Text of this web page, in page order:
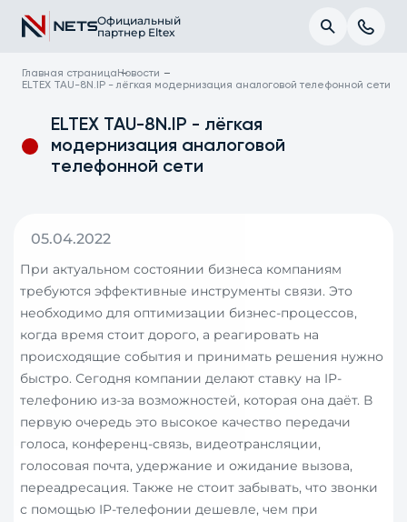
Официальный
партнер Eltex
Главная страница Новости
ELTEX TAU-8N.IP - лёгкая модернизация аналоговой телефонной сети
ELTEX TAU-8N.IP - лёгкая
модернизация аналоговой
телефонной сети
05.04.2022
При актуальном состоянии бизнеса компаниям
требуются эффективные инструменты связи. Это
необходимо для оптимизации бизнес-процессов,
когда время стоит дорого, а реагировать на
происходящие события и принимать решения нужно
быстро. Сегодня компании делают ставку на IP-
телефонию из-за возможностей, которая она даёт. В
первую очередь это высокое качество передачи
голоса, конференц-связь, видеотрансляции,
голосовая почта, удержание и ожидание вызова,
переадресация. Также не стоит забывать, что звонки
с помощью IP-телефонии дешевле, чем при